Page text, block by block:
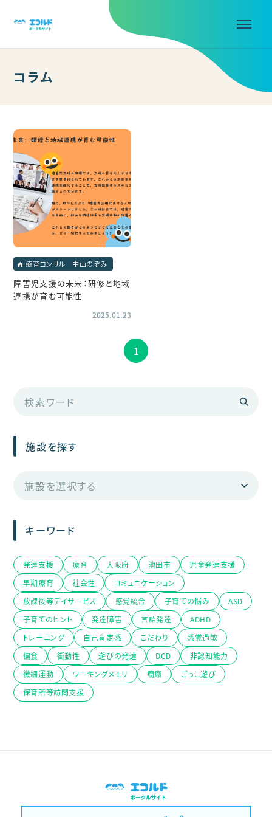
コラム
療育コンサル 中山のぞみ
障害児支援の未来：研修と地域
連携が育む可能性
2025.01.23
1
施設を探す
キーワード
発達支援 療育 大阪府 池田市
児童発達支援
早期療育
社会性
コミュニケーション
放課後等デイサービス
感覚統合 子育ての悩み
ASD
子育てのヒント
発達障害 言語発達
ADHD
トレーニング
自己肯定感 こだわり
感覚過敏
偏食
衝動性 遊びの発達 DCD
非認知能力
微細運動
ワーキングメモリ 癇癪
ごっこ遊び
保育所等訪問支援